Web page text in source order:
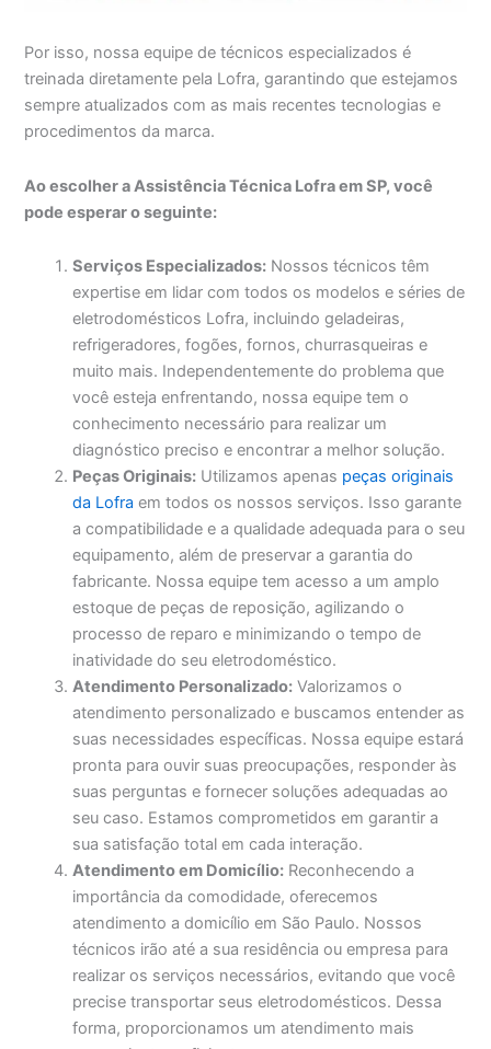
Por isso, nossa equipe de técnicos especializados é
treinada diretamente pela Lofra, garantindo que estejamos
sempre atualizados com as mais recentes tecnologias e
procedimentos da marca.
Ao escolher a Assistência Técnica Lofra em SP, você
pode esperar o seguinte:
Serviços Especializados: Nossos técnicos têm
expertise em lidar com todos os modelos e séries de
eletrodomésticos Lofra, incluindo geladeiras,
refrigeradores, fogões, fornos, churrasqueiras e
muito mais. Independentemente do problema que
você esteja enfrentando, nossa equipe tem o
conhecimento necessário para realizar um
diagnóstico preciso e encontrar a melhor solução.
Peças Originais: Utilizamos apenas peças originais
da Lofra em todos os nossos serviços. Isso garante
a compatibilidade e a qualidade adequada para o seu
equipamento, além de preservar a garantia do
fabricante. Nossa equipe tem acesso a um amplo
estoque de peças de reposição, agilizando o
processo de reparo e minimizando o tempo de
inatividade do seu eletrodoméstico.
Atendimento Personalizado: Valorizamos o
atendimento personalizado e buscamos entender as
suas necessidades específicas. Nossa equipe estará
pronta para ouvir suas preocupações, responder às
suas perguntas e fornecer soluções adequadas ao
seu caso. Estamos comprometidos em garantir a
sua satisfação total em cada interação.
Atendimento em Domicílio: Reconhecendo a
importância da comodidade, oferecemos
atendimento a domicílio em São Paulo. Nossos
técnicos irão até a sua residência ou empresa para
realizar os serviços necessários, evitando que você
precise transportar seus eletrodomésticos. Dessa
forma, proporcionamos um atendimento mais